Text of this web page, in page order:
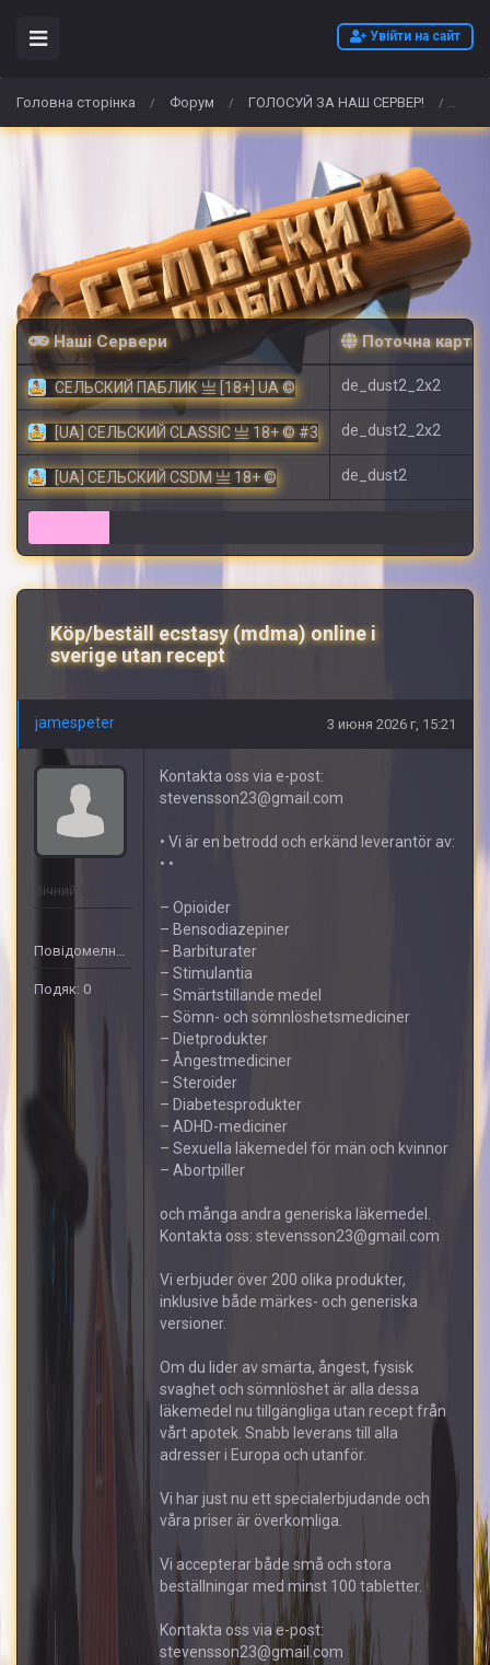
Увійти на сайт
Головна сторінка / Форум / ГОЛОСУЙ ЗА НАШ СЕРВЕР! /
Наші Сервери Поточна карта
СЕЛЬСКИЙ ПАБЛИК 亗 [18+] UA © de_dust2_2x2
[UA] СЕЛЬСКИЙ CLASSIC 亗 18+ © #3 de_dust2_2x2
[UA] СЕЛЬСКИЙ CSDM 亗 18+ © de_dust2
Köp/beställ ecstasy (mdma) online i
sverige utan recept
jamespeter 3 июня 2026 г, 15:21
Вічний бан
Повідомелнь: 456
Подяк: 0
Kontakta oss via e-post:
stevensson23@gmail.com
• Vi är en betrodd och erkänd leverantör av:
• •
– Opioider
– Bensodiazepiner
– Barbiturater
– Stimulantia
– Smärtstillande medel
– Sömn- och sömnlöshetsmediciner
– Dietprodukter
– Ångestmediciner
– Steroider
– Diabetesprodukter
– ADHD-mediciner
– Sexuella läkemedel för män och kvinnor
– Abortpiller
och många andra generiska läkemedel.
Kontakta oss: stevensson23@gmail.com
Vi erbjuder över 200 olika produkter,
inklusive både märkes- och generiska
versioner.
Om du lider av smärta, ångest, fysisk
svaghet och sömnlöshet är alla dessa
läkemedel nu tillgängliga utan recept från
vårt apotek. Snabb leverans till alla
adresser i Europa och utanför.
Vi har just nu ett specialerbjudande och
våra priser är överkomliga.
Vi accepterar både små och stora
beställningar med minst 100 tabletter.
Kontakta oss via e-post:
stevensson23@gmail.com